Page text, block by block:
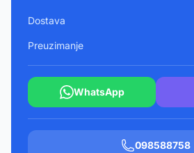
Dostava
Preuzimanje
WhatsApp
098588758